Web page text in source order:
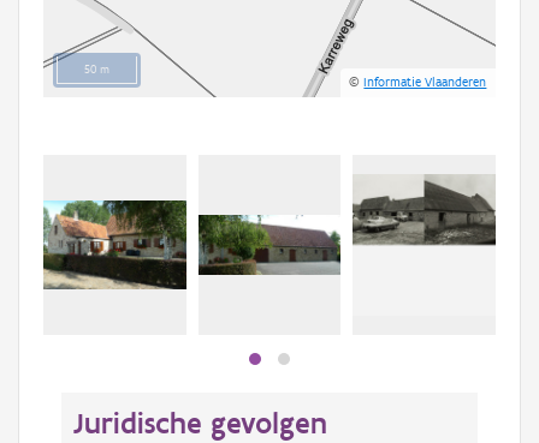
50 m
©Informatie Vlaanderen
Juridische gevolgen